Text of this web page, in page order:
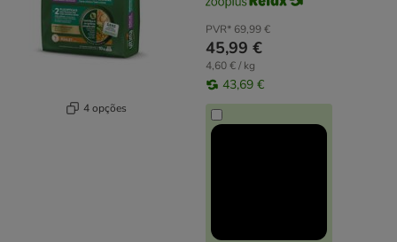
4 opções
PVR* 69,99 €
45,99 €
4,60 € / kg
43,69 €